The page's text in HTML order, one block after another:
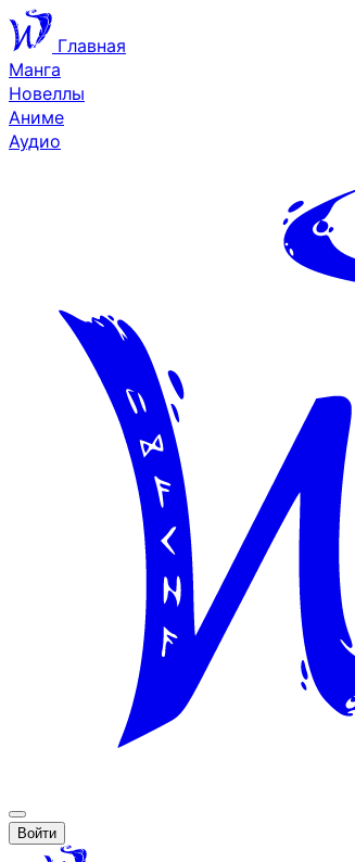
Главная
Манга
Новеллы
Аниме
Аудио
Войти